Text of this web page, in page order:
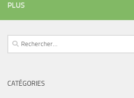
PLUS
Rechercher :
CATÉGORIES